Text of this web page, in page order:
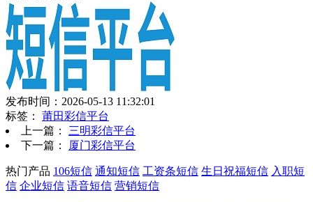
发布时间：2026-05-13 11:32:01
标签： 莆田彩信平台
上一篇： 三明彩信平台
下一篇：
厦门彩信平台
热门产品 106短信 通知短信 工资条短信 生日祝福短信 入职短
信 企业短信 语音短信 营销短信